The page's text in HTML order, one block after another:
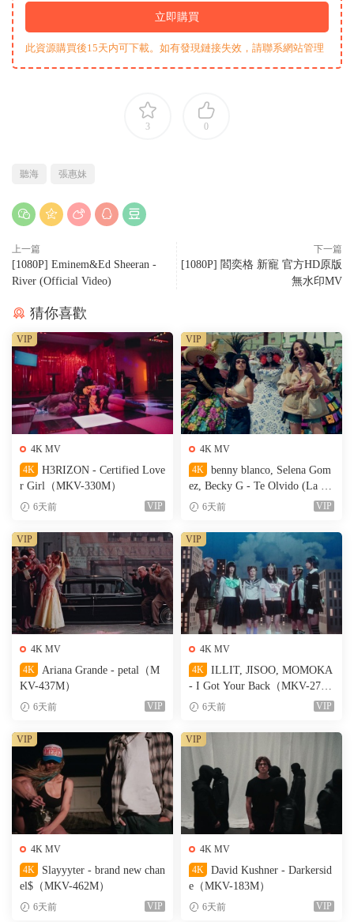
立即購買
此資源購買後15天内可下載。如有發現鏈接失效，請聯系網站管理
3 0
聽海 張惠妹
上一篇
[1080P] Eminem&Ed Sheeran -
River (Official Video)
下一篇
[1080P] 閻奕格 新寵 官方HD原版
無水印MV
猜你喜歡
4K MV
4K
H3RIZON - Certified Love
r Girl（MKV-330M）
6天前 VIP
VIP
4K MV
4K
benny blanco, Selena Gom
ez, Becky G - Te Olvido (La L
a)（MKV-327M）
6天前 VIP
VIP
4K MV
4K
Ariana Grande - petal（M
KV-437M）
6天前 VIP
VIP
4K MV
4K
ILLIT, JISOO, MOMOKA
- I Got Your Back（MKV-274
M）6天前 VIP
VIP
4K MV
4K
Slayyyter - brand new chan
el$（MKV-462M）
6天前 VIP
VIP
4K MV
4K
David Kushner - Darkersid
e（MKV-183M）
6天前 VIP
VIP